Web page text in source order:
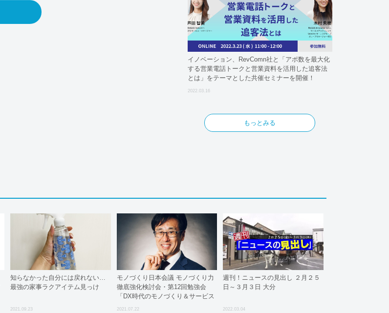
イノベーション、RevComn社と「アポ数を最大化
する営業電話トークと営業資料を活用した追客法
とは」をテーマとした共催セミナーを開催！
2022.03.16
もっとみる
知らなかった自分には戻れない…
最強の家事ラクアイテム見っけ
2021.09.23
モノづくり日本会議 モノづくり力
徹底強化検討会・第12回勉強会
「DX時代のモノづくり＆サービス
2021.07.22
週刊！ニュースの見出し ２月２５
日～３月３日 大分
2022.03.04